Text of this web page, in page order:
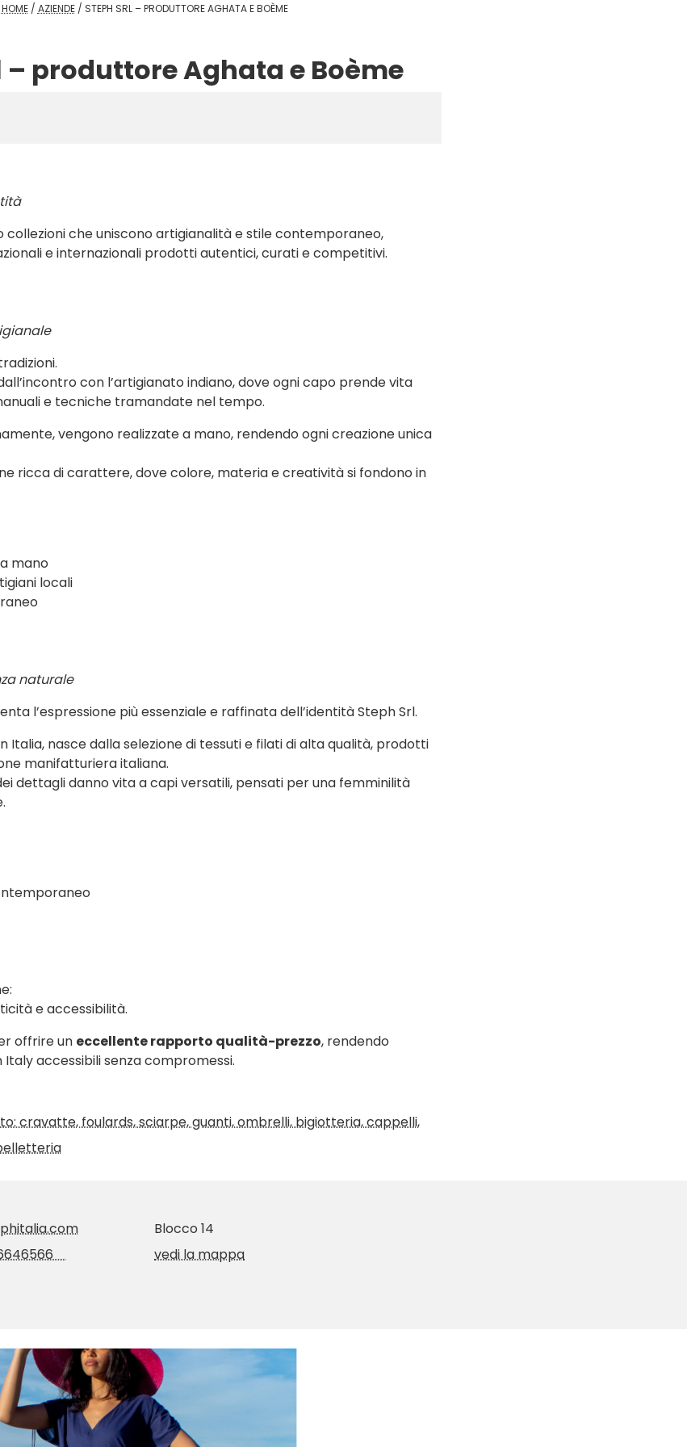
HOME/ AZIENDE/ STEPH SRL – PRODUTTORE AGHATA E BOÈME
– produttore Aghata e Boème
collezioni che uniscono artigianalità e stile contemporaneo,
e internazionali prodotti autentici, curati e competitivi.
con l’artigianato indiano, dove ogni capo prende vita
e tecniche tramandate nel tempo.
vengono realizzate a mano, rendendo ogni creazione unica
ricca di carattere, dove colore, materia e creatività si fondono in
mano
locali
naturale
l’espressione più essenziale e raffinata dell’identità Steph Srl.
Italia, nasce dalla selezione di tessuti e filati di alta qualità, prodotti
manifatturiera italiana.
dettagli danno vita a capi versatili, pensati per una femminilità
e accessibilità.
offrire un eccellente rapporto qualità-prezzo, rendendo
Italy accessibili senza compromessi.
cravatte, foulards, sciarpe, guanti, ombrelli, bigiotteria, cappelli,
Blocco 14
vedi la mappa